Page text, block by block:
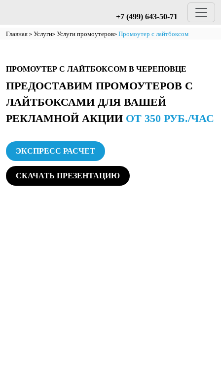
+7 (499) 643-50-71
Главная Услуги Услуги промоутеров Промоутер с лайтбоксом
ПРОМОУТЕР С ЛАЙТБОКСОМ В ЧЕРЕПОВЦЕ
ПРЕДОСТАВИМ ПРОМОУТЕРОВ С
ЛАЙТБОКСАМИ ДЛЯ ВАШЕЙ
РЕКЛАМНОЙ АКЦИИ ОТ 350 РУБ./ЧАС
ЭКСПРЕСС РАСЧЕТ
СКАЧАТЬ ПРЕЗЕНТАЦИЮ